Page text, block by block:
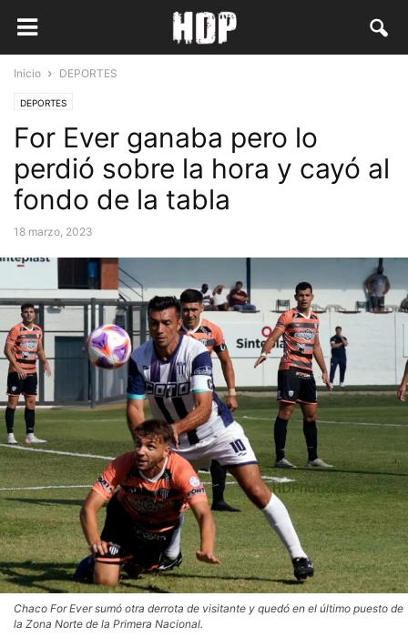
Inicio DEPORTES
DEPORTES
For Ever ganaba pero lo
perdió sobre la hora y cayó al
fondo de la tabla
18 marzo, 2023
Chaco For Ever sumó otra derrota de visitante y quedó en el último puesto de
la Zona Norte de la Primera Nacional.